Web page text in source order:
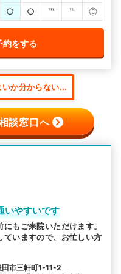
○ ○ ℡ ℡ ◎
約をする
いか分からない...
談窓口へ
いやすいです
もご来院いただけます。
ていますので、お忙しい方
市三軒町1-11-2